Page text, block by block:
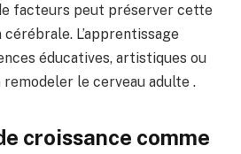
facteurs peut préserver cette
L’apprentissage
éducatives, artistiques ou
le cerveau adulte .
croissance comme